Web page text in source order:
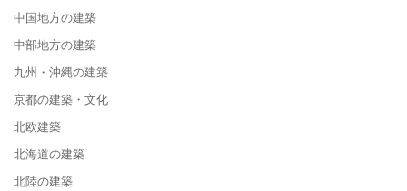
中国地方の建築
中部地方の建築
九州・沖縄の建築
京都の建築・文化
北欧建築
北海道の建築
北陸の建築